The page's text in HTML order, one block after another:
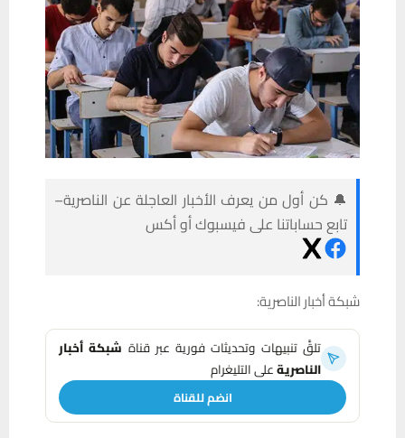
🔔 كن أول من يعرف الأخبار العاجلة عن الناصرية–
تابع حساباتنا على فيسبوك أو أكس
شبكةأخبارالناصرية:
تلقَّ تنبيهات وتحديثات فورية عبر قناة شبكة أخبار
الناصريةعلى التليغرام
انضم للقناة